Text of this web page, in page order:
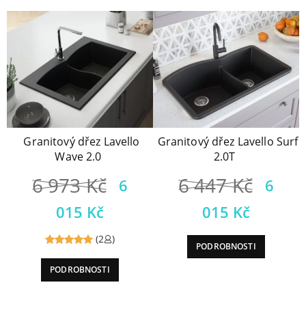
Granitový dřez Lavello
Wave 2.0
6 973Kč
6
015 Kč
out of
(2 )
PODROBNOSTI
Granitový dřez Lavello Surf
2.0T
6 447Kč
6
015 Kč
PODROBNOSTI